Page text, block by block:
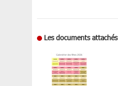
Les documents attachés